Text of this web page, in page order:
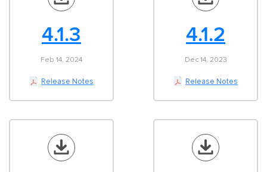
4.1.3
Feb 14, 2024
Release Notes
4.1.2
Dec 14, 2023
Release Notes